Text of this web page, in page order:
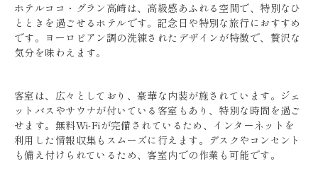
ホテルココ・グラン高崎は、高級感あふれる空間で、特別なひ
とときを過ごせるホテルです。記念日や特別な旅行におすすめ
です。ヨーロピアン調の洗練されたデザインが特徴で、贅沢な
気分を味わえます。
客室は、広々としており、豪華な内装が施されています。ジェ
ットバスやサウナが付いている客室もあり、特別な時間を過ご
せます。無料Wi-Fiが完備されているため、インターネットを
利用した情報収集もスムーズに行えます。デスクやコンセント
も備え付けられているため、客室内での作業も可能です。